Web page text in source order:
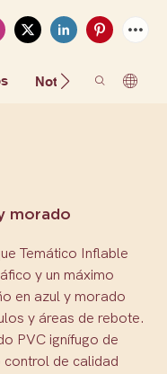
Noticias FAQ
morado
Temático Inflable
y un máximo
en azul y morado
y áreas de rebote.
PVC ignífugo de
de calidad